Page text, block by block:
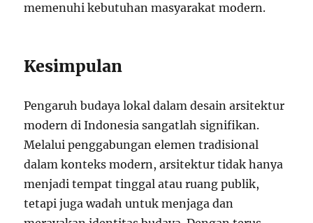
memenuhi kebutuhan masyarakat modern.
Kesimpulan
Pengaruh budaya lokal dalam desain arsitektur
modern di Indonesia sangatlah signifikan.
Melalui penggabungan elemen tradisional
dalam konteks modern, arsitektur tidak hanya
menjadi tempat tinggal atau ruang publik,
tetapi juga wadah untuk menjaga dan